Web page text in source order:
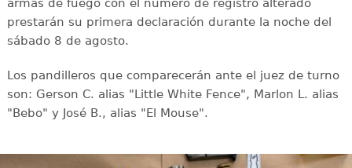
armas de fuego con el número de registro alterado
prestarán su primera declaración durante la noche del
sábado 8 de agosto.
Los pandilleros que comparecerán ante el juez de turno
son: Gerson C. alias "Little White Fence", Marlon L. alias
"Bebo" y José B., alias "El Mouse".